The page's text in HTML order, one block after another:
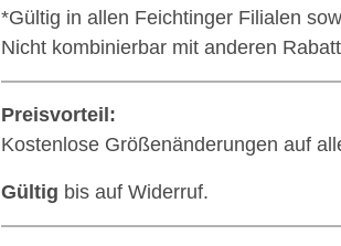
*Gültig in allen Feichtinger Filialen
Nicht kombinierbar mit anderen
Preisvorteil:
Kostenlose Größenänderungen auf
Gültig bis auf Widerruf.